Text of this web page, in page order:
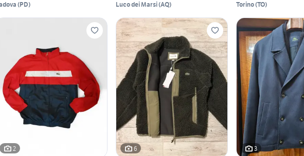
(PD) Luco dei Marsi(AQ) Torino(TO)
2 6 3